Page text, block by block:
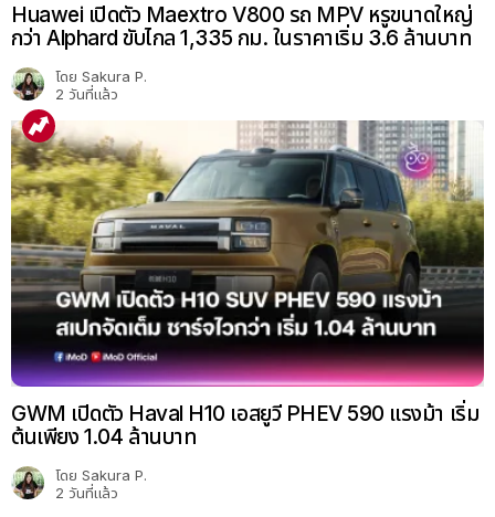
Huawei เปิดตัว Maextro V800 รถ MPV หรูขนาดใหญ่
กว่า Alphard ขับไกล 1,335 กม. ในราคาเริ่ม 3.6 ล้านบาท
โดย Sakura P.
2 วันที่แล้ว
GWM เปิดตัว Haval H10 เอสยูวี PHEV 590 แรงม้า เริ่ม
ต้นเพียง 1.04 ล้านบาท
โดย Sakura P.
2 วันที่แล้ว